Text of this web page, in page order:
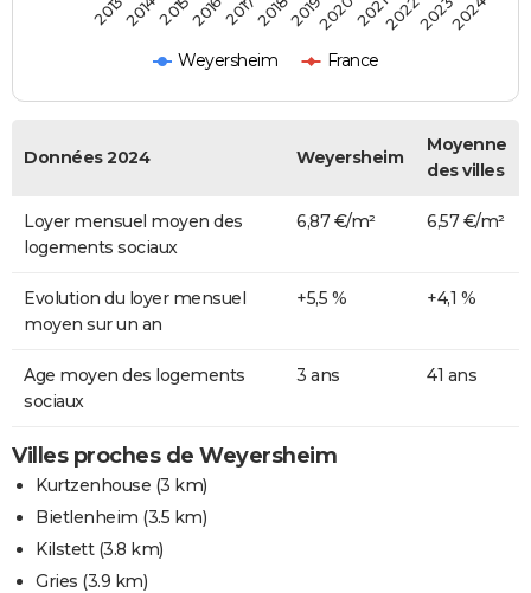
Weyersheim France
201320142015201620172018201920202021202220232024
Données 2024 Weyersheim
Moyenne
des villes
Loyer mensuel moyen des
logements sociaux
6,87 €/m² 6,57 €/m²
Evolution du loyer mensuel
moyen sur un an
+5,5 % +4,1 %
Age moyen des logements
sociaux
3 ans 41 ans
Villes proches de Weyersheim
Kurtzenhouse (3 km)
Bietlenheim (3.5 km)
Kilstett(3.8 km)
Gries (3.9 km)